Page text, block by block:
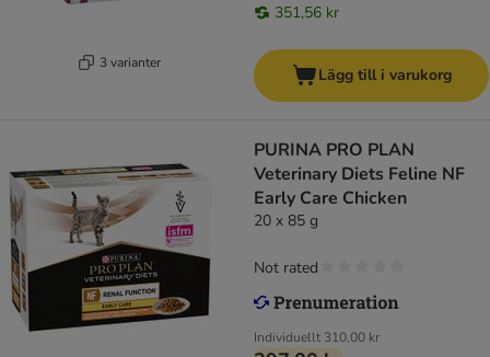
3 varianter
351,56 kr
Lägg till i varukorg
PURINA PRO PLAN
Veterinary Diets Feline NF
Early Care Chicken
20 x 85 g
Individuellt 310,00 kr
Not rated